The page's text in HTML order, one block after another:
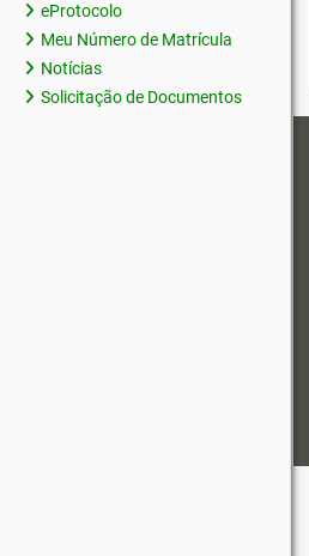
eProtocolo
Meu Número de Matrícula
Notícias
Solicitação de Documentos